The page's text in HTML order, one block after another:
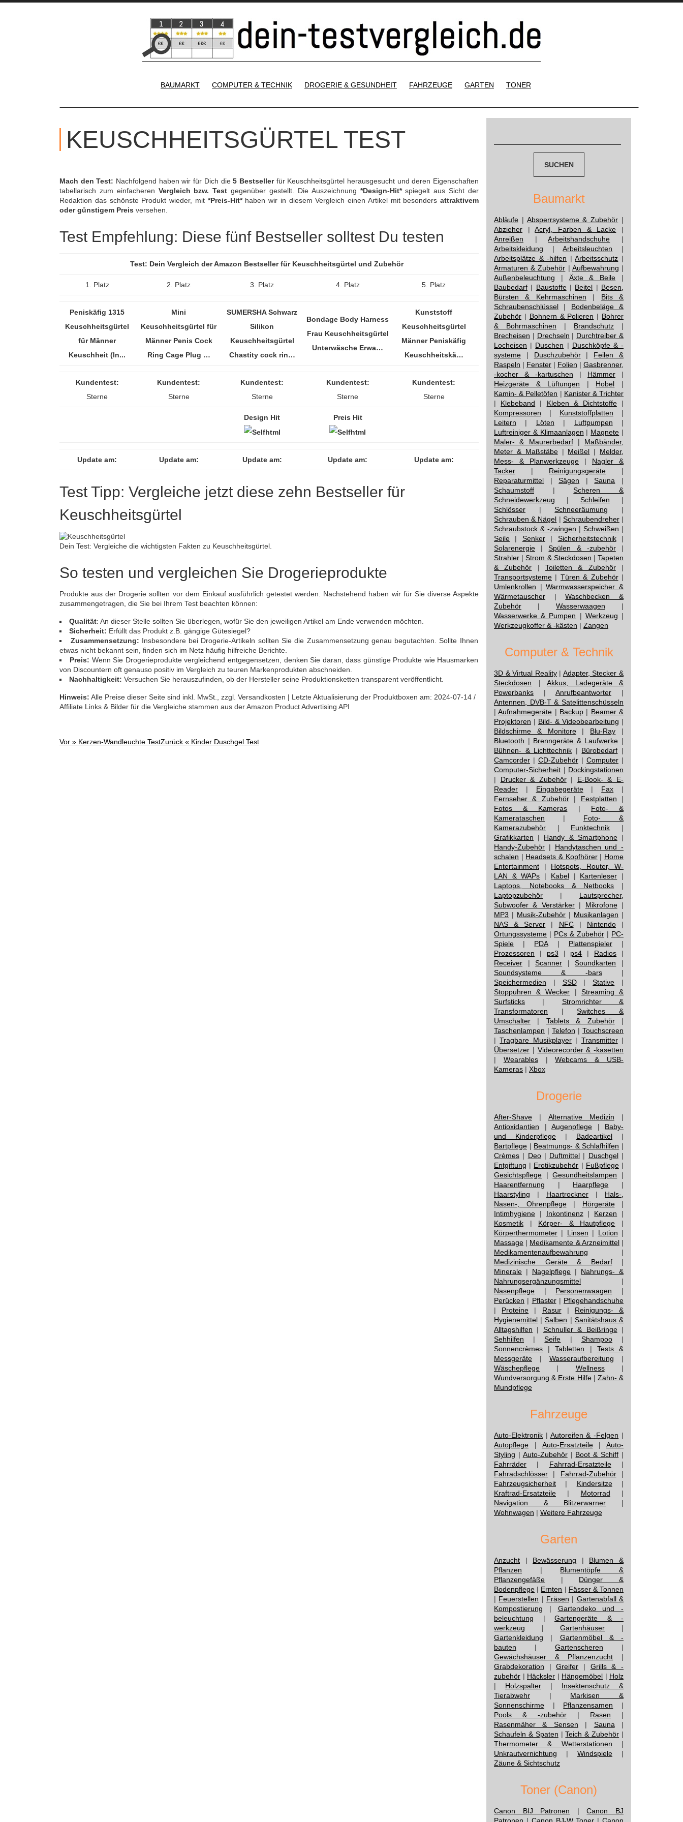
BAUMARKT
COMPUTER & TECHNIK DROGERIE & GESUNDHEIT FAHRZEUGE GARTEN TONER
KEUSCHHEITSGÜRTEL TEST
Mach den Test: Nachfolgend haben wir für Dich die5 Bestsellerfür Keuschheitsgürtel herausgesucht und deren Eigenschaften
tabellarisch zum einfacheren Vergleich bzw. Test gegenüber gestellt. Die Auszeichnung *Design-Hit*spiegelt aus Sicht der
Redaktion das schönste Produkt wieder, mit *Preis-Hit*haben wir in diesem Vergleich einen Artikel mit besonders attraktivem
oder günstigem Preis versehen.
Test Empfehlung: Diese fünf Bestseller solltest Du testen
Test: Dein Vergleich der Amazon Bestseller für Keuschheitsgürtel und Zubehör
1. Platz 2. Platz 3. Platz 4. Platz 5. Platz
Peniskäfig 1315
Keuschheitsgürtel
für Männer
Keuschheit (In...
Mini
Keuschheitsgürtel für
Männer Penis Cock
Ring Cage Plug …
SUMERSHA Schwarz
Silikon
Keuschheitsgürtel
Chastity cock rin…
Bondage Body Harness
Frau Keuschheitsgürtel
Unterwäsche Erwa…
Kunststoff
Keuschheitsgürtel
Männer Peniskäfig
Keuschheitskä…
Kundentest:
Sterne
Kundentest:
Sterne
Kundentest:
Sterne
Kundentest:
Sterne
Kundentest:
Sterne
Design Hit Preis Hit
Update am: Update am: Update am: Update am: Update am:
Test Tipp: Vergleiche jetzt diese zehn Bestseller für
Keuschheitsgürtel
Dein Test: Vergleiche die wichtigsten Fakten zu Keuschheitsgürtel.
So testen und vergleichen Sie Drogerieprodukte
Produkte aus der Drogerie sollten vor dem Einkauf ausführlich getestet werden. Nachstehend haben wir für Sie diverse Aspekte
zusammengetragen, die Sie bei Ihrem Test beachten können:
Qualität: An dieser Stelle sollten Sie überlegen, wofür Sie den jeweiligen Artikel am Ende verwenden möchten.
Sicherheit: Erfüllt das Produkt z.B. gängige Gütesiegel?
Zusammensetzung: Insbesondere bei Drogerie-Artikeln sollten Sie die Zusammensetzung genau begutachten. Sollte Ihnen
etwas nicht bekannt sein, finden sich im Netz häufig hilfreiche Berichte.
Preis: Wenn Sie Drogerieprodukte vergleichend entgegensetzen, denken Sie daran, dass günstige Produkte wie Hausmarken
von Discountern oft genauso positiv im Vergleich zu teuren Markenprodukten abschneiden.
Nachhaltigkeit: Versuchen Sie herauszufinden, ob der Hersteller seine Produktionsketten transparent veröffentlicht.
Hinweis: Alle Preise dieser Seite sind inkl. MwSt., zzgl. Versandkosten | Letzte Aktualisierung der Produktboxen am: 2024-07-14 /
Affiliate Links & Bilder für die Vergleiche stammen aus der Amazon Product Advertising API
Post
Vor » Kerzen-Wandleuchte TestZurück « Kinder Duschgel Test
Baumarkt
Abläufe | Absperrsysteme & Zubehör |
Abzieher |Acryl, Farben & Lacke |
Anreißen |Arbeitshandschuhe |
Arbeitskleidung |Arbeitsleuchten |
Arbeitsplätze & -hilfen |Arbeitsschutz |
Armaturen & Zubehör | Aufbewahrung |
Außenbeleuchtung | Äxte & Beile |
Baubedarf | Baustoffe| Beitel | Besen,
Bürsten & Kehrmaschinen | Bits &
Schraubenschlüssel | Bodenbeläge &
Zubehör | Bohnern & Polieren | Bohrer
& Bohrmaschinen | Brandschutz |
Brecheisen | Drechseln | Durchtreiber &
Locheisen | Duschen | Duschköpfe & -
systeme | Duschzubehör| Feilen &
Raspeln | Fenster | Folien | Gasbrenner,
-kocher & -kartuschen | Hämmer |
Heizgeräte & Lüftungen | Hobel |
Kamin- & Pelletöfen | Kanister & Trichter
| Klebeband | Kleben & Dichtstoffe|
Kompressoren | Kunststoffplatten |
Leitern | Löten | Luftpumpen |
Luftreiniger & Klimaanlagen | Magnete |
Maler- & Maurerbedarf| Maßbänder,
Meter & Maßstäbe| Meißel | Melder,
Mess- & Planwerkzeuge | Nagler &
Tacker | Reinigungsgeräte |
Reparaturmittel |Sägen |Sauna |
Schaumstoff |Scheren &
Schneidewerkzeug | Schleifen |
Schlösser |Schneeräumung |
Schrauben & Nägel | Schraubendreher|
Schraubstock & -zwingen | Schweißen |
Seile | Senker| Sicherheitstechnik|
Solarenergie |Spülen & -zubehör|
Strahler |Strom & Steckdosen |Tapeten
& Zubehör |Toiletten & Zubehör|
Transportsysteme | Türen & Zubehör|
Umlenkrollen |Warmwasserspeicher &
Wärmetauscher |Waschbecken &
Zubehör | Wasserwaagen |
Wasserwerke & Pumpen | Werkzeug |
Werkzeugkoffer & -kästen | Zangen
Computer & Technik
3D & Virtual Reality| Adapter, Stecker &
Steckdosen | Akkus, Ladegeräte &
Powerbanks | Anrufbeantworter |
Antennen, DVB-T & Satelittenschüsseln
|Aufnahmegeräte | Backup | Beamer &
Projektoren | Bild- & Videobearbeitung |
Bildschirme & Monitore| Blu-Ray |
Bluetooth | Brenngeräte & Laufwerke |
Bühnen- & Lichttechnik | Bürobedarf |
Camcorder | CD-Zubehör | Computer |
Computer-Sicherheit | Dockingstationen
| Drucker & Zubehör| E-Book- & E-
Reader | Eingabegeräte| Fax |
Fernseher & Zubehör| Festplatten |
Fotos & Kameras | Foto- &
Kamerataschen | Foto- &
Kamerazubehör | Funktechnik |
Grafikkarten | Handy & Smartphone|
Handy-Zubehör | Handytaschen und -
schalen | Headsets & Kopfhörer| Home
Entertainment | Hotspots, Router, W-
LAN & WAPs | Kabel| Kartenleser |
Laptops, Notebooks & Netbooks |
Laptopzubehör | Lautsprecher,
Subwoofer & Verstärker| Mikrofone|
MP3 | Musik-Zubehör | Musikanlagen |
NAS & Server | NFC| Nintendo|
Ortungssysteme | PCs & Zubehör | PC-
Spiele | PDA| Plattenspieler|
Prozessoren | ps3 | ps4 | Radios |
Receiver |Scanner |Soundkarten |
Soundsysteme & -bars|
Speichermedien | SSD|Stative |
Stoppuhren & Wecker | Streaming &
Surfsticks | Stromrichter &
Transformatoren |Switches &
Umschalter | Tablets & Zubehör|
Taschenlampen | Telefon | Touchscreen
|Tragbare Musikplayer| Transmitter|
Übersetzer | Videorecorder & -kasetten
| Wearables|Webcams & USB-
Kameras | Xbox
Drogerie
After-Shave | Alternative Medizin |
Antioxidantien | Augenpflege | Baby-
und Kinderpflege | Badeartikel |
Bartpflege | Beatmungs- & Schlafhilfen |
Crèmes | Deo| Duftmittel | Duschgel|
Entgiftung | Erotikzubehör | Fußpflege|
Gesichtspflege |Gesundheitslampen |
Haarentfernung | Haarpflege |
Haarstyling | Haartrockner | Hals-,
Nasen-, Ohrenpflege| Hörgeräte|
Intimhygiene | Inkontinenz| Kerzen |
Kosmetik | Körper- & Hautpflege |
Körperthermometer | Linsen | Lotion |
Massage | Medikamente & Arzneimittel|
Medikamentenaufbewahrung |
Medizinische Geräte & Bedarf|
Minerale | Nagelpflege | Nahrungs- &
Nahrungsergänzungsmittel |
Nasenpflege | Personenwaagen |
Perücken | Pflaster| Pflegehandschuhe
| Proteine | Rasur| Reinigungs- &
Hygienemittel |Salben | Sanitätshaus &
Alltagshilfen | Schnuller & Beißringe|
Sehhilfen |Seife | Shampoo|
Sonnencrèmes |Tabletten | Tests &
Messgeräte | Wasseraufbereitung |
Wäschepflege | Wellness|
Wundversorgung & Erste Hilfe| Zahn- &
Mundpflege
Fahrzeuge
Auto-Elektronik | Autoreifen & -Felgen |
Autopflege | Auto-Ersatzteile| Auto-
Styling | Auto-Zubehör| Boot & Schiff |
Fahrräder | Fahrrad-Ersatzteile|
Fahradschlösser | Fahrrad-Zubehör|
Fahrzeugsicherheit | Kindersitze|
Kraftrad-Ersatzteile | Motorrad |
Navigation & Blitzerwarner |
Wohnwagen | Weitere Fahrzeuge
Garten
Anzucht | Bewässerung | Blumen &
Pflanzen | Blumentöpfe &
Pflanzengefäße | Dünger &
Bodenpflege | Ernten | Fässer & Tonnen
| Feuerstellen | Fräsen | Gartenabfall &
Kompostierung | Gartendeko und -
beleuchtung | Gartengeräte & -
werkzeug |Gartenhäuser |
Gartenkleidung | Gartenmöbel & -
bauten | Gartenscheren |
Gewächshäuser & Pflanzenzucht |
Grabdekoration |Greifer | Grills & -
zubehör | Häcksler | Hängemöbel | Holz
| Holzspalter | Insektenschutz &
Tierabwehr | Markisen &
Sonnenschirme | Pflanzensamen |
Pools & -zubehör | Rasen |
Rasenmäher & Sensen | Sauna |
Schaufeln & Spaten |Teich & Zubehör |
Thermometer & Wetterstationen |
Unkrautvernichtung | Windspiele |
Zäune & Sichtschutz
Toner (Canon)
Canon BIJ Patronen |Canon BJ